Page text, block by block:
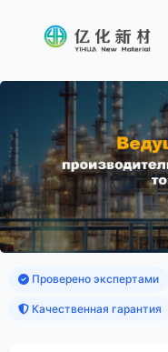
Проверено экспертами
Качественная гарантия